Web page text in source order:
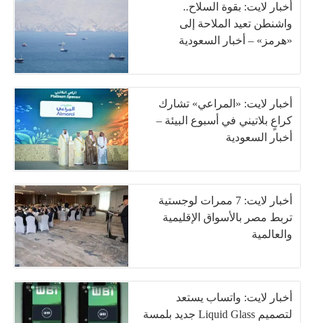
أخبار لايت: بقوة السلاح..
واشنطن تعيد الملاحة إلى
«هرمز» – أخبار السعودية
أخبار لايت: «المراعي» تشارك
كراعٍ بلاتيني في أسبوع البيئة –
أخبار السعودية
أخبار لايت: 7 ممرات لوجستية
تربط مصر بالأسواق الإقليمية
والعالمية
أخبار لايت: واتساب يستعد
لتصميم Liquid Glass جديد بلمسة